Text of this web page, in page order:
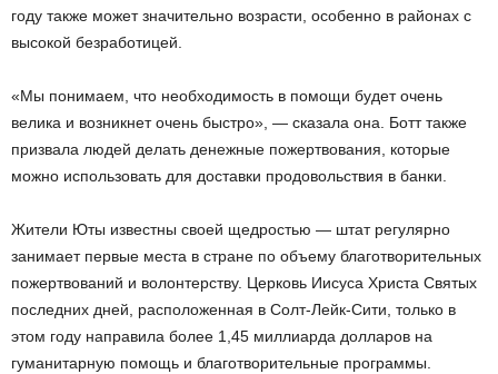
году также может значительно возрасти, особенно в районах с
высокой безработицей.
«Мы понимаем, что необходимость в помощи будет очень
велика и возникнет очень быстро», — сказала она. Ботт также
призвала людей делать денежные пожертвования, которые
можно использовать для доставки продовольствия в банки.
Жители Юты известны своей щедростью — штат регулярно
занимает первые места в стране по объему благотворительных
пожертвований и волонтерству. Церковь Иисуса Христа Святых
последних дней, расположенная в Солт-Лейк-Сити, только в
этом году направила более 1,45 миллиарда долларов на
гуманитарную помощь и благотворительные программы.